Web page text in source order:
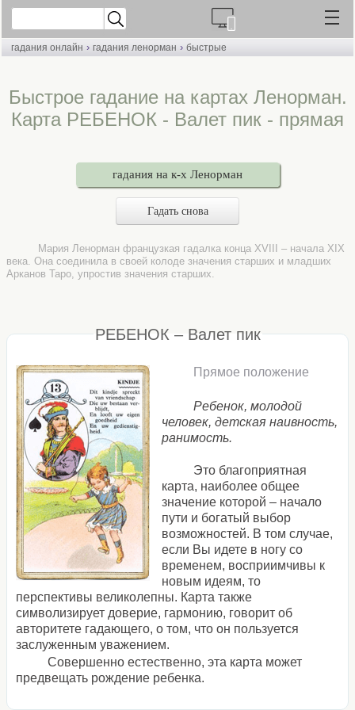
гадания онлайн › гадания ленорман › быстрые
Быстрое гадание на картах Ленорман.
Карта РЕБЕНОК - Валет пик - прямая
гадания на к-х Ленорман
Гадать снова
Мария Ленорман французкая гадалка конца XVIII – начала XIX
века. Она соединила в своей колоде значения старших и младших
Арканов Таро, упростив значения старших.
РЕБЕНОК – Валет пик
Прямое положение
Ребенок, молодой
человек, детская наивность,
ранимость.
Это благоприятная
карта, наиболее общее
значение которой – начало
пути и богатый выбор
возможностей. В том случае,
если Вы идете в ногу со
временем, восприимчивы к
новым идеям, то
перспективы великолепны. Карта также
символизирует доверие, гармонию, говорит об
авторитете гадающего, о том, что он пользуется
заслуженным уважением.
Совершенно естественно, эта карта может
предвещать рождение ребенка.